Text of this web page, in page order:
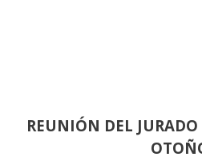
REUNIÓN DEL